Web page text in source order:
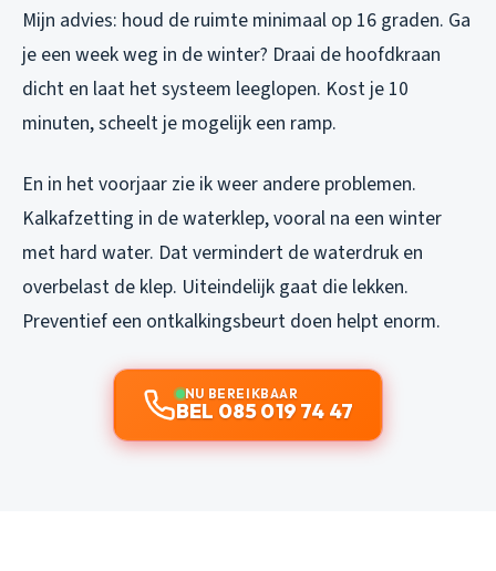
Mijn advies: houd de ruimte minimaal op 16 graden. Ga
je een week weg in de winter? Draai de hoofdkraan
dicht en laat het systeem leeglopen. Kost je 10
minuten, scheelt je mogelijk een ramp.
En in het voorjaar zie ik weer andere problemen.
Kalkafzetting in de waterklep, vooral na een winter
met hard water. Dat vermindert de waterdruk en
overbelast de klep. Uiteindelijk gaat die lekken.
Preventief een ontkalkingsbeurt doen helpt enorm.
NU BEREIKBAAR
BEL 085 019 74 47